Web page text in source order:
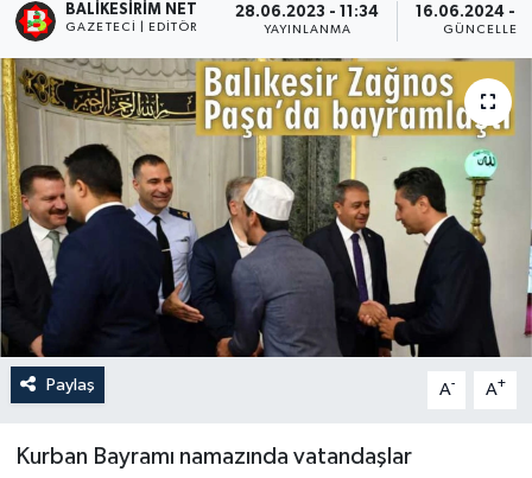
BALIKESIRIM NET
GAZETECI | EDITÖR
28.06.2023 - 11:34
YAYINLANMA
16.06.2024 -
Paylaş A- A+
Kurban Bayramı namazında vatandaşlar